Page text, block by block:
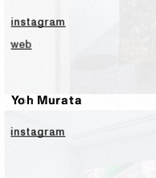
instagram
web
Yoh Murata
instagram